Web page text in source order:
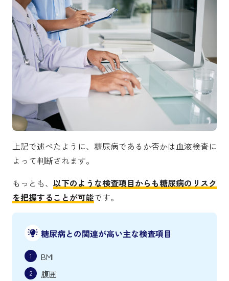
上記で述べたように、糖尿病であるか否かは血液検査に
よって判断されます。
もっとも、 以下のような検査項目からも糖尿病のリスク
を把握することが可能です。
糖尿病との関連が高い主な検査項目
BMI
腹囲